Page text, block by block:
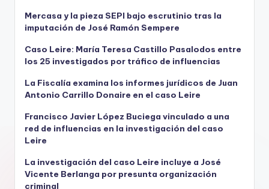
Mercasa y la pieza SEPI bajo escrutinio tras la
imputación de José Ramón Sempere
Caso Leire: María Teresa Castillo Pasalodos entre
los 25 investigados por tráfico de influencias
La Fiscalía examina los informes jurídicos de Juan
Antonio Carrillo Donaire en el caso Leire
Francisco Javier López Buciega vinculado a una
red de influencias en la investigación del caso
Leire
La investigación del caso Leire incluye a José
Vicente Berlanga por presunta organización
criminal